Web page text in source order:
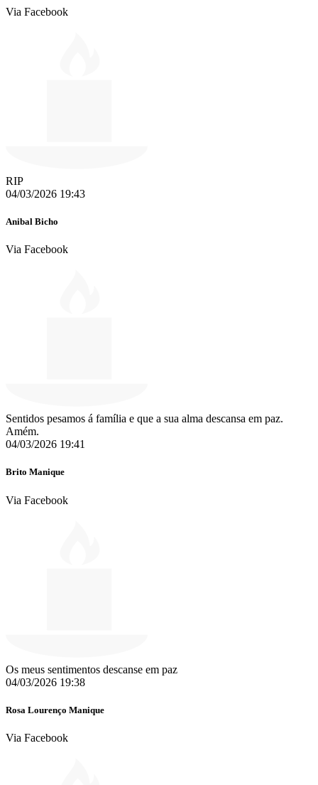
Via Facebook
RIP
04/03/2026 19:43
Anibal Bicho
Via Facebook
Sentidos pesamos á família e que a sua alma descansa em paz.
Amém.
04/03/2026 19:41
Brito Manique
Via Facebook
Os meus sentimentos descanse em paz ️
04/03/2026 19:38
Rosa Lourenço Manique
Via Facebook